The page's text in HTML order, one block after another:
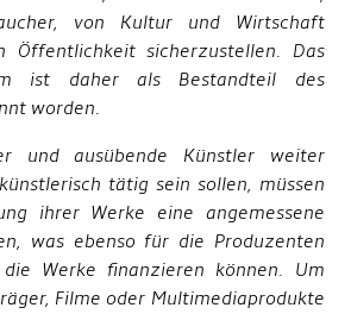
von Kultur und Wirtschaft
Öffentlichkeit sicherzustellen. Das
ist daher als Bestandteil des
worden.
und ausübende Künstler weiter
tätig sein sollen, müssen
ihrer Werke eine angemessene
was ebenso für die Produzenten
Werke finanzieren können. Um
Filme oder Multimediaprodukte